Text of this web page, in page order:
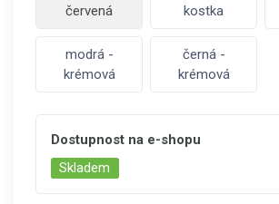
červená
kostka
modrá -
krémová
černá -
krémová
Dostupnost na e-shopu
Skladem